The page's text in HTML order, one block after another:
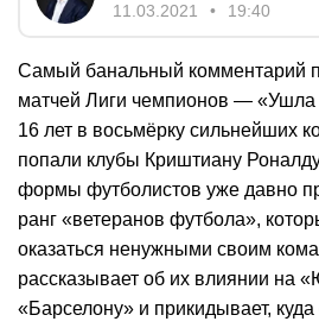
11.03.2021 19:40
Самый банальный комментарий
матчей Лиги чемпионов — «Ушла
16 лет в восьмёрку сильнейших
попали клубы Криштиану
формы футболистов уже давно
ранг «ветеранов футбола»,
оказаться ненужными своим
рассказывает об их влиянии на
«Барселону» и прикидывает, куда